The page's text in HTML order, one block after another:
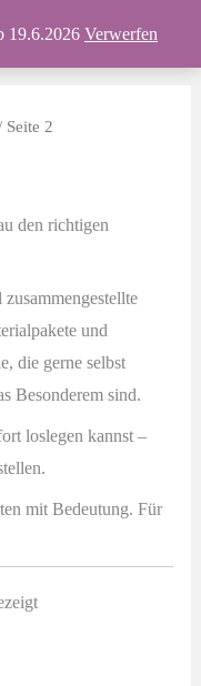
19.6.2026 Verwerfen
Produkte
2
den richtigen
und
die gerne selbst
Besonderem sind.
loslegen kannst –
mit Bedeutung. Für